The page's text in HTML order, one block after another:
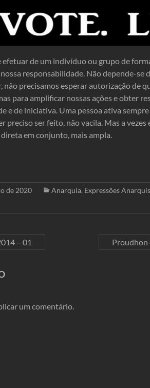
efetuar de um indivíduo ou grupo de
responsabilidade. Não depende-se
não precisamos esperar autorização de
para amplificar nossas ações e obter
e de iniciativa. Uma pessoa ativa
preciso ser feito, não vacila. Mas a
em conjunto, mais ampla.
de 2020 Anarquia, Expressões
– 01 Proudhon
um comentário.